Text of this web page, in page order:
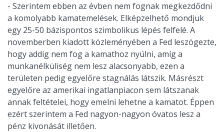
- Szerintem ebben az évben nem fognak megkezdődni
a komolyabb kamatemelések. Elképzelhető mondjuk
egy 25-50 bázispontos szimbolikus lépés felfelé. A
novemberben kiadott közleményében a Fed leszögezte,
hogy addig nem fog a kamathoz nyúlni, amíg a
munkanélküliség nem lesz alacsonyabb, ezen a
területen pedig egyelőre stagnálás látszik. Másrészt
egyelőre az amerikai ingatlanpiacon sem látszanak
annak feltételei, hogy emelni lehetne a kamatot. Éppen
ezért szerintem a Fed nagyon-nagyon óvatos lesz a
pénz kivonását illetően.